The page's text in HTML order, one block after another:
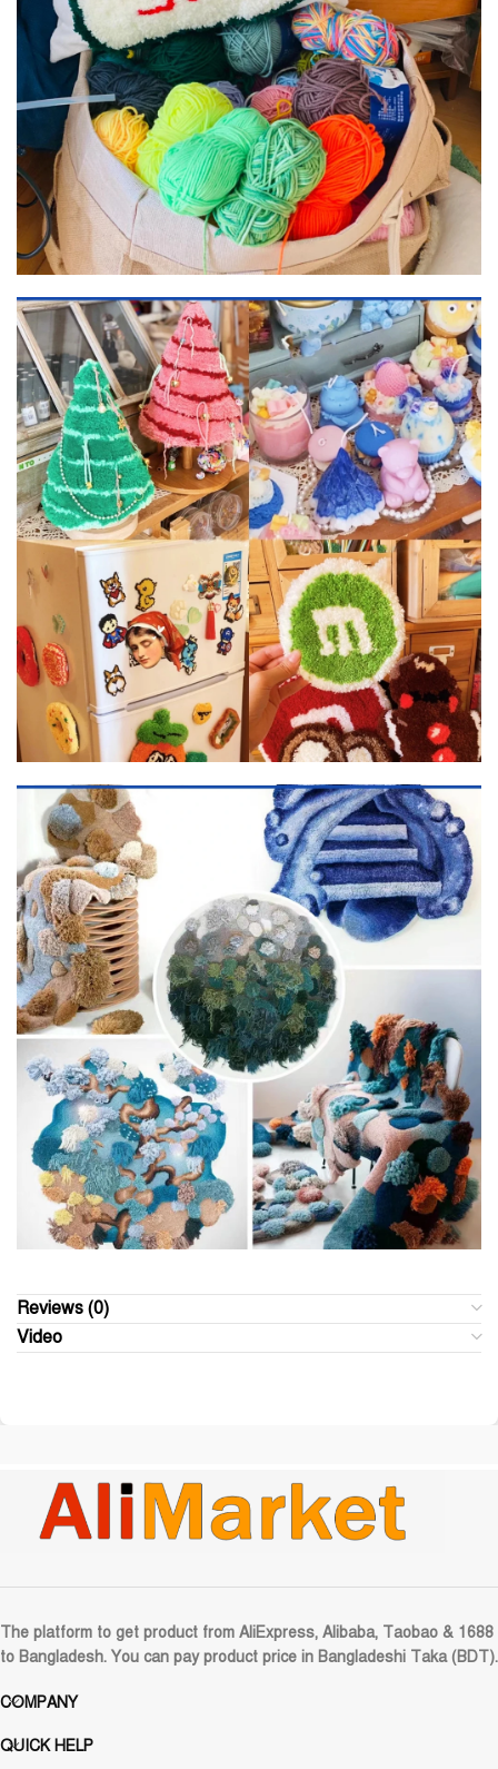
Reviews (0)
Video
The platform to get product from AliExpress, Alibaba, Taobao & 1688
to Bangladesh. You can pay product price in Bangladeshi Taka (BDT).
COMPANY
QUICK HELP